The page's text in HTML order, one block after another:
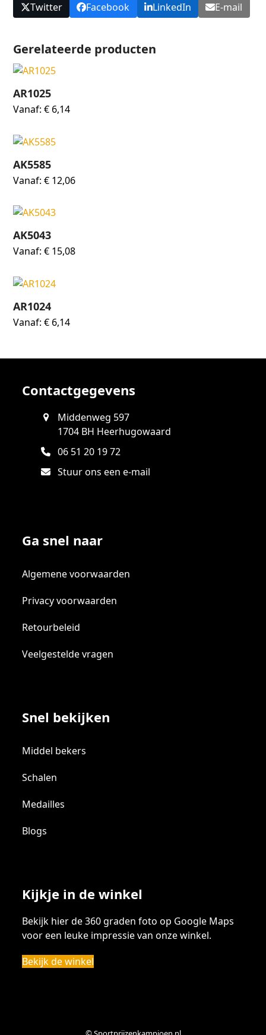
Twitter Facebook LinkedIn E-mail
Gerelateerde producten
AR1025
Vanaf:€ 6,14
AK5585
Vanaf:€ 12,06
AK5043
Vanaf:€ 15,08
AR1024
Vanaf:€ 6,14
Contactgegevens
Middenweg 597
1704 BH Heerhugowaard
06 51 20 19 72
Stuur ons een e-mail
Ga snel naar
Algemene voorwaarden
Privacy voorwaarden
Retourbeleid
Veelgestelde vragen
Snel bekijken
Middel bekers
Schalen
Medailles
Blogs
Kijkje in de winkel
Bekijk hier de 360 graden foto op Google Maps
voor een leuke impressie van onze winkel.
Bekijk de winkel